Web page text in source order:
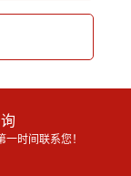
时间联系您！